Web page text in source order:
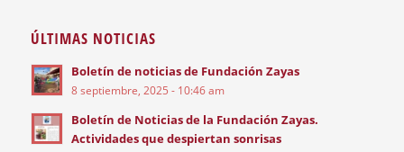
ÚLTIMAS NOTICIAS
Boletín de noticias de Fundación Zayas
8 septiembre, 2025 - 10:46 am
Boletín de Noticias de la Fundación Zayas.
Actividades que despiertan sonrisas